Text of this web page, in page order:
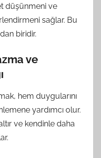
düşünmeni ve
sağlar. Bu
biridir.
ve
hem duygularını
yardımcı olur.
ve kendinle daha